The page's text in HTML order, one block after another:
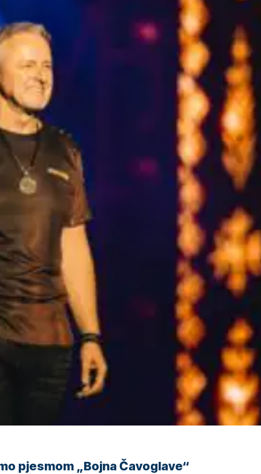
pjesmom „Bojna Čavoglave“